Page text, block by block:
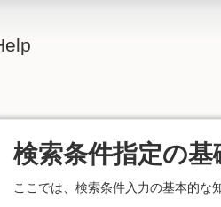
検索条件指定の基
ここでは、検索条件入力の基本的な